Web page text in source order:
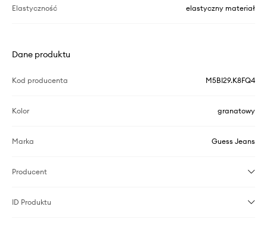
Elastyczność elastyczny materiał
Dane produktu
Kod producenta M5BI29.K8FQ4
Kolor granatowy
Marka Guess Jeans
Producent
ID Produktu